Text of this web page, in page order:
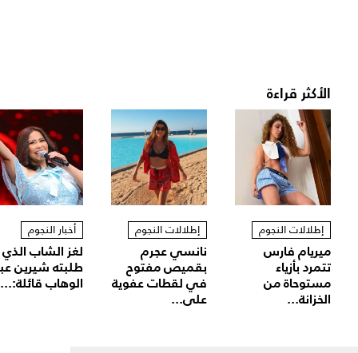
الأكثر قراءة
إطلالات النجوم
ميريام فارس
تتمرد بأزياء
مستوحاة من
الخزانة...
إطلالات النجوم
نانسي عجرم
بقميص مفتوح
في لقطات عفوية
على...
أخبار النجوم
لغز الشاب الذي
طلبته شيرين
الوهاب قائلة:...